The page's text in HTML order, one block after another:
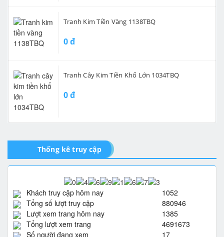
Tranh Kim Tiền Vàng 1138TBQ
0 đ
Tranh Cây Kim Tiền Khổ Lớn 1034TBQ
0 đ
Thống kê truy cập
Khách truy cập hôm nay
1052
Tổng số lượt truy cập
880946
Lượt xem trang hôm nay
1385
Tổng lượt xem trang
4691673
Số người đang xem
17